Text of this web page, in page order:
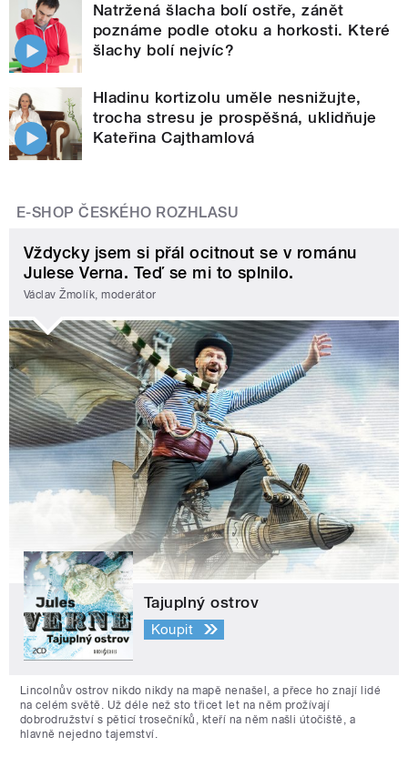
Natržená šlacha bolí ostře, zánět
poznáme podle otoku a horkosti. Které
šlachy bolí nejvíc?
Hladinu kortizolu uměle nesnižujte,
trocha stresu je prospěšná, uklidňuje
Kateřina Cajthamlová
E-SHOP ČESKÉHO ROZHLASU
Vždycky jsem si přál ocitnout se v románu
Julese Verna. Teď se mi to splnilo.
Václav Žmolík, moderátor
Tajuplný ostrov
Koupit
Lincolnův ostrov nikdo nikdy na mapě nenašel, a přece ho znají lidé
na celém světě. Už déle než sto třicet let na něm prožívají
dobrodružství s pěticí trosečníků, kteří na něm našli útočiště, a
hlavně nejedno tajemství.